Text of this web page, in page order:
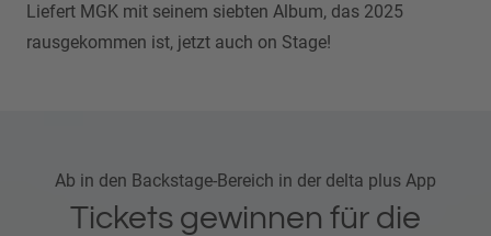
Liefert MGK mit seinem siebten Album, das 2025
rausgekommen ist, jetzt auch on Stage!
Ab in den Backstage-Bereich in der delta plus App
Tickets gewinnen für die